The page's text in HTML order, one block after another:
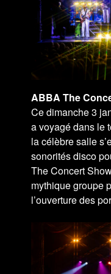
ABBA The
Ce dimanche 3
a voyagé dans le
la célèbre salle
sonorités disco
The Concert
mythique groupe
l’ouverture des